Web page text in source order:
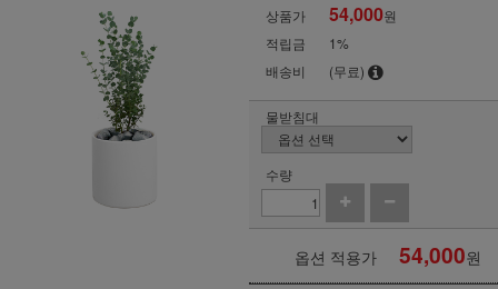
상품가 54,000원
적립금
1%
배송비
(무료)
물받침대
수량
옵션 적용가 54,000원